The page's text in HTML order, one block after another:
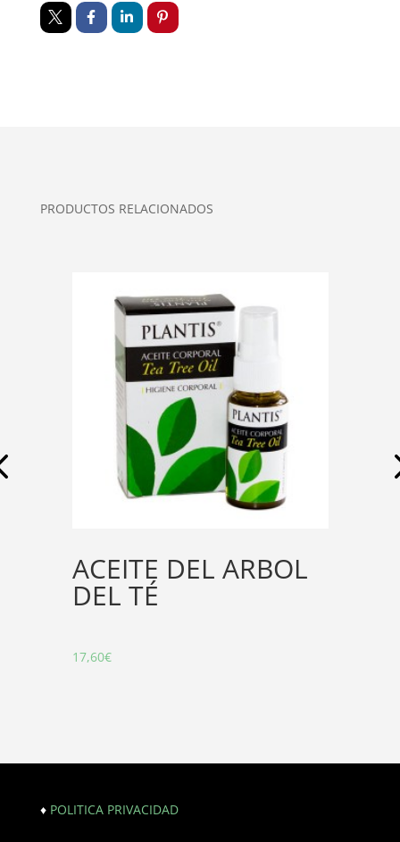
PRODUCTOS RELACIONADOS
ACEITE DEL ARBOL
DEL TÉ
17,60€
♦ POLITICA PRIVACIDAD